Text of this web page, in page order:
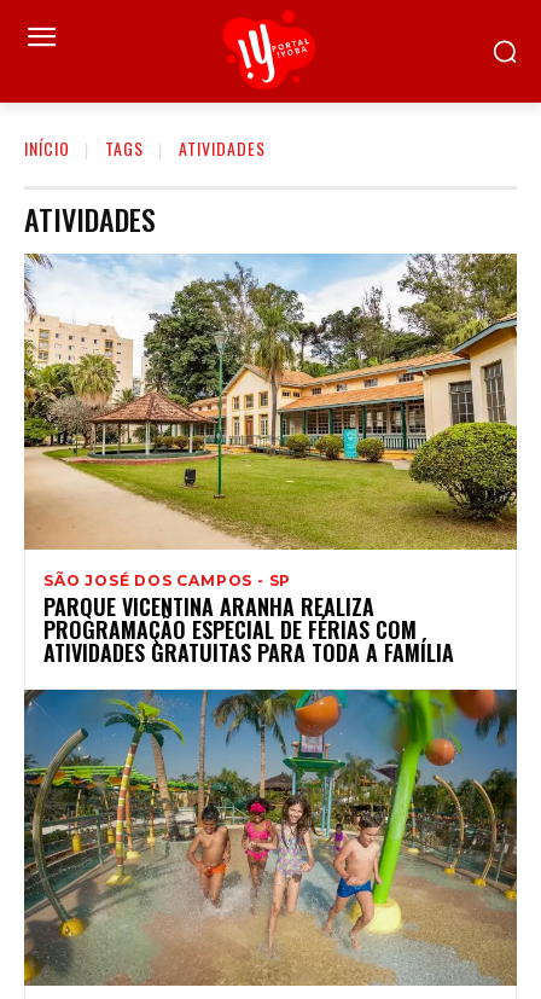
INÍCIO TAGS ATIVIDADES
ATIVIDADES
SÃO JOSÉ DOS CAMPOS - SP
PARQUE VICENTINA ARANHA REALIZA
PROGRAMAÇÃO ESPECIAL DE FÉRIAS COM
ATIVIDADES GRATUITAS PARA TODA A FAMÍLIA